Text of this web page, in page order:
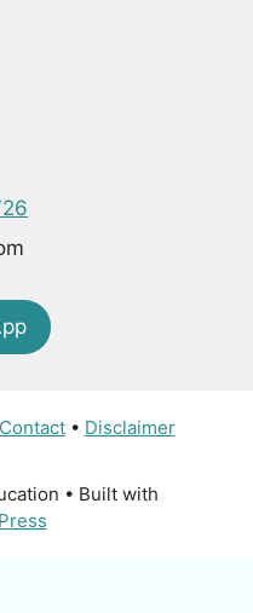
Contact• Disclaimer
• Built with